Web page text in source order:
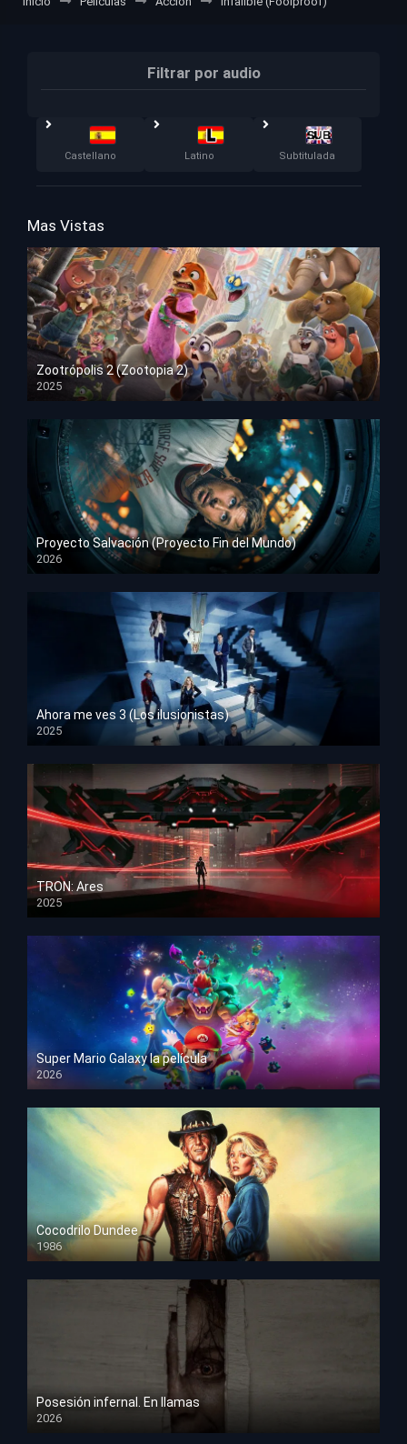
Filtrar por audio
Castellano Latino Subtitulada
Mas Vistas
Zootrópolis 2 (Zootopia 2)
2025
HD 1080p
Proyecto Salvación (Proyecto Fin del Mundo)
2026
HD 1080p
Ahora me ves 3 (Los ilusionistas)
2025
HD 1080p
TRON: Ares
2025
HD 1080p
Super Mario Galaxy la película
2026
HD 1080p
Cocodrilo Dundee
1986
HD 1080p
Posesión infernal. En llamas
2026
HD 1080p